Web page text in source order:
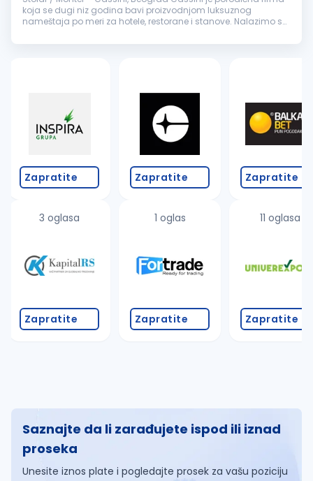
koja se dugi niz godina bavi proizvodnjom luksuznog
nameštaja po meri za hotele, restorane i stanove. Nalazimo se
opremljenom proizvodno...
Zapratite
3 oglasa
Zapratite
Zapratite
1 oglas
Zapratite
Zapratite
11 oglasa
Zapratite
Saznajte da li zarađujete ispod ili iznad
proseka
Unesite iznos plate i pogledajte prosek za vašu poziciju